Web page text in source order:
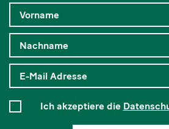
Ich akzeptiere die